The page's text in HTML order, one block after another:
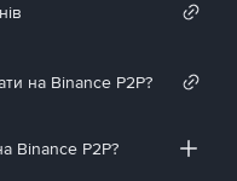
на Binance P2P?
Binance P2P?